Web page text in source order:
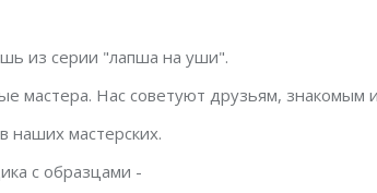
из серии "лапша на уши".
мастера. Нас советуют друзьям, знакомым
наших мастерских.
с образцами -